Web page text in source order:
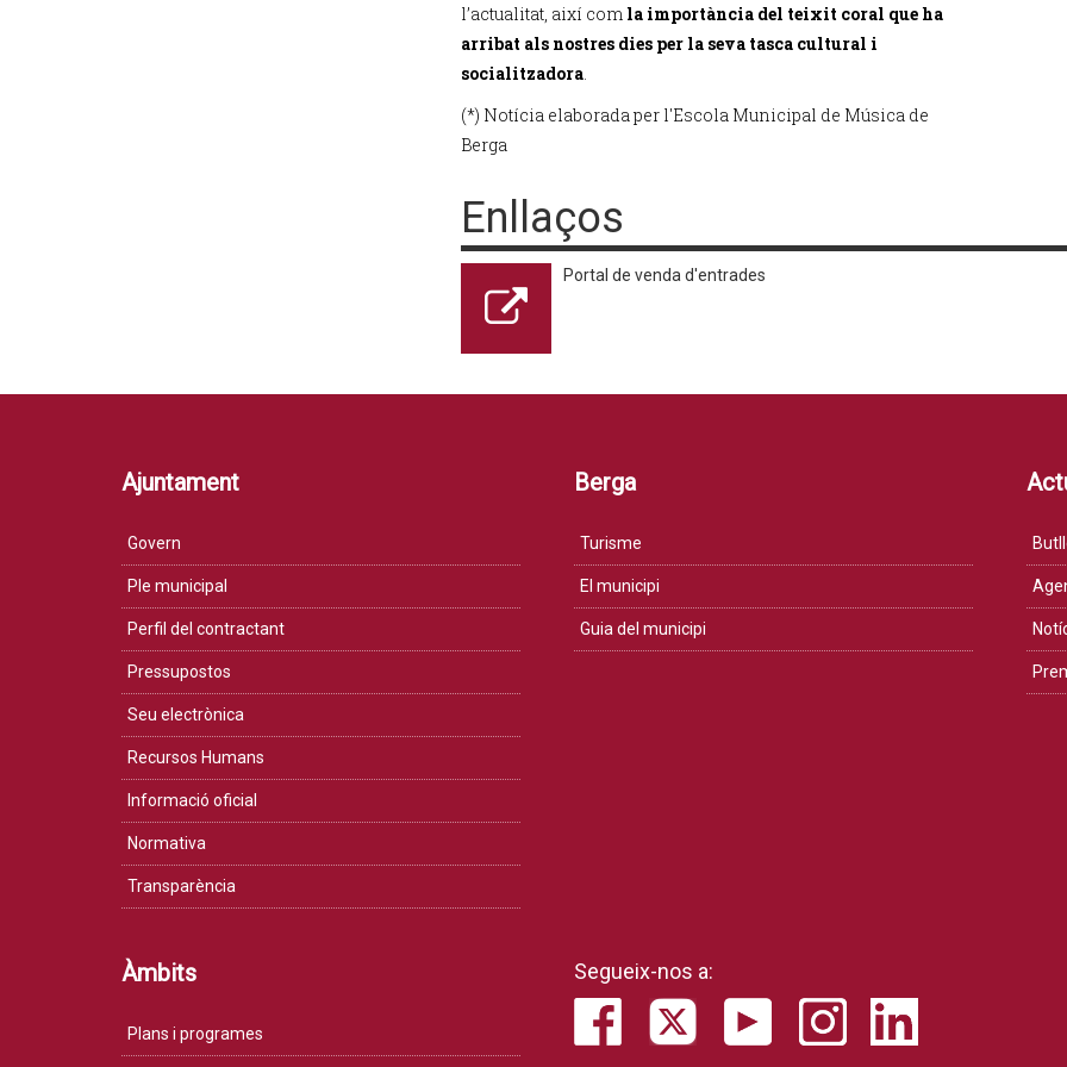
l’actualitat, així comla importància del teixit coral que ha
arribat als nostres dies per la seva tasca cultural i
socialitzadora.
(*) Notícia elaborada per l'Escola Municipal de Música de
Berga
Enllaços
Portal de venda d'entrades
Ajuntament
Govern
Ple municipal
Perfil del contractant
Pressupostos
Seu electrònica
Recursos Humans
Informació oficial
Normativa
Transparència
Berga
Turisme
El municipi
Guia del municipi
Àmbits
Plans i programes
Segueix-nos a: